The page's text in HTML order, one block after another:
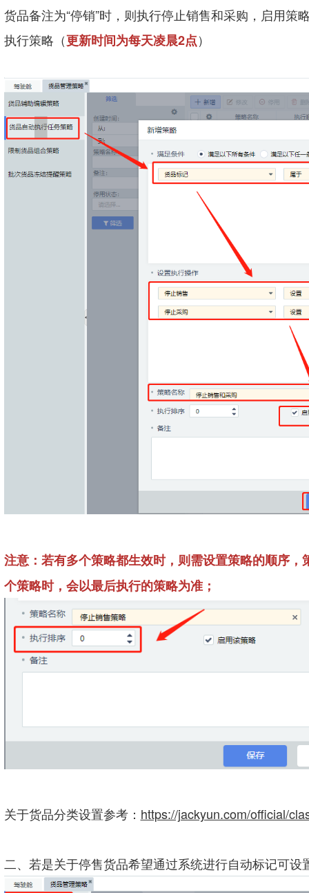
货品备注为“停销”时，则执行停止销售和采购，启用
执行策略（更新时间为每天凌晨2点）
注意：若有多个策略都生效时，则需设置策略的顺序
个策略时，会以最后执行的策略为准；
关于货品分类设置参考： https://jackyun.com/official/
二、若是关于停售货品希望通过系统进行自动标记可设